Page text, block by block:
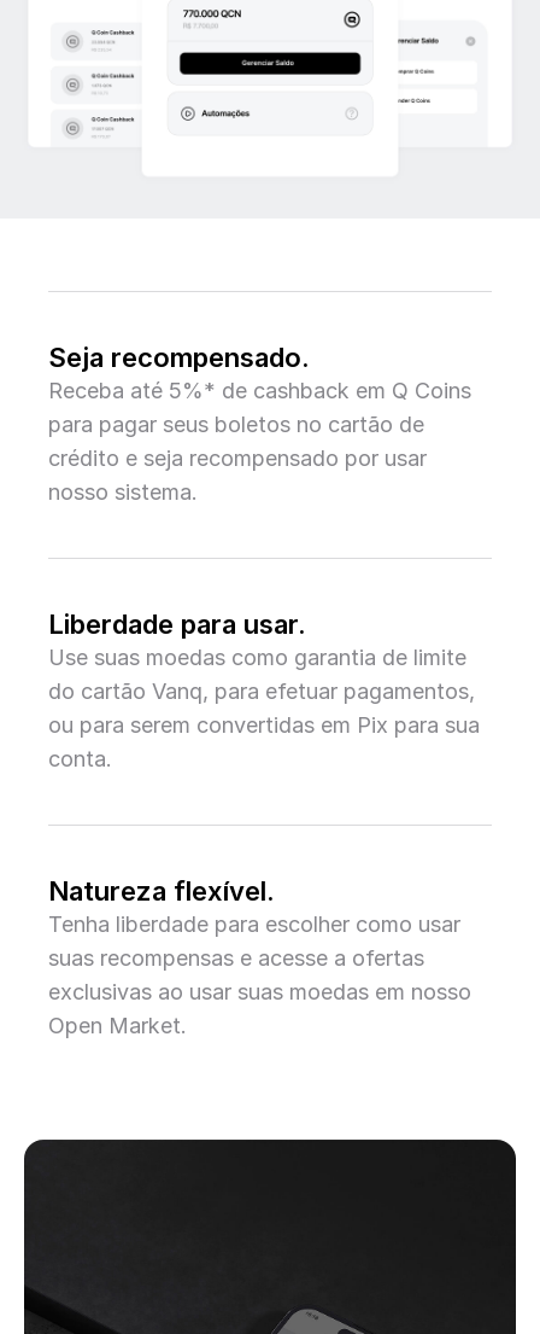
Seja recompensado.
Receba até 5%* de cashback em Q Coins
para pagar seus boletos no cartão de
crédito e seja recompensado por usar
nosso sistema.
Liberdade para usar.
Use suas moedas como garantia de limite
do cartão Vanq, para efetuar pagamentos,
ou para serem convertidas em Pix para sua
conta.
Natureza flexível.
Tenha liberdade para escolher como usar
suas recompensas e acesse a ofertas
exclusivas ao usar suas moedas em nosso
Open Market.